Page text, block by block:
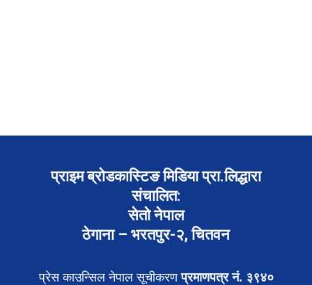
प्राइम ब्रोडकास्टिङ मिडिया प्रा.लिद्धारा
संचालित:
सेतो नेपाल
ठेगाना – भरतपुर-२, चितवन
प्रेस काउन्सिल नेपाल सूचीकरणप्रमाणपत्र नं. ३९४०